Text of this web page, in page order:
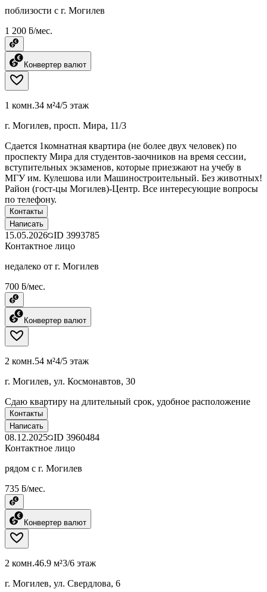
поблизости с г. Могилев
1 200 ƃ/мес.
Конвертер валют
1 комн.34 м²4/5 этаж
г. Могилев, просп. Мира, 11/3
Сдается 1комнатная квартира (не более двух человек) по
проспекту Мира для студентов-заочников на время сессии,
вступительных экзаменов, которые приезжают на учебу в
МГУ им. Кулешова или Машиностроительный. Без животных!
Район (гост-цы Могилев)-Центр. Все интересующие вопросы
по телефону.
Контакты
Написать
15.05.2026 ID 3993785
Контактное лицо
недалеко от г. Могилев
700 ƃ/мес.
Конвертер валют
2 комн.54 м²4/5 этаж
г. Могилев, ул. Космонавтов, 30
Сдаю квартиру на длительный срок, удобное расположение
Контакты
Написать
08.12.2025 ID 3960484
Контактное лицо
рядом с г. Могилев
735 ƃ/мес.
Конвертер валют
2 комн.46.9 м²3/6 этаж
г. Могилев, ул. Свердлова, 6